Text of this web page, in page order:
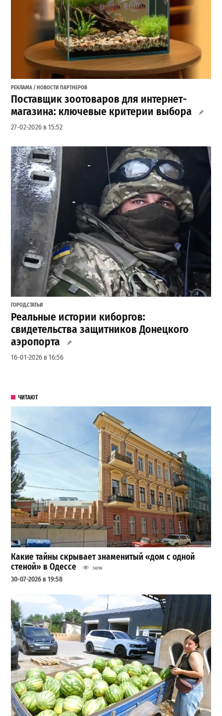
РЕКЛАМА / НОВОСТИ ПАРТНЕРОВ
Поставщик зоотоваров для интернет-
магазина: ключевые критерии выбора
27-02-2026 в 15:52
ГОРОД,СТАТЬИ
Реальные истории киборгов:
свидетельства защитников Донецкого
аэропорта
16-01-2026 в 16:56
ЧИТАЮТ
Какие тайны скрывает знаменитый «дом с одной
стеной» в Одессе
34196
30-07-2026 в 19:58